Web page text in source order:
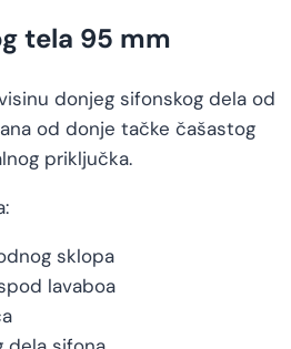
tela 95 mm
donjeg sifonskog dela od
od donje tačke čašastog
priključka.
sklopa
lavaboa